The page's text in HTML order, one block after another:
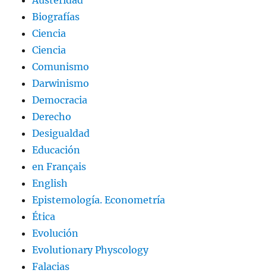
Biografías
Ciencia
Ciencia
Comunismo
Darwinismo
Democracia
Derecho
Desigualdad
Educación
en Français
English
Epistemología. Econometría
Ética
Evolución
Evolutionary Physcology
Falacias